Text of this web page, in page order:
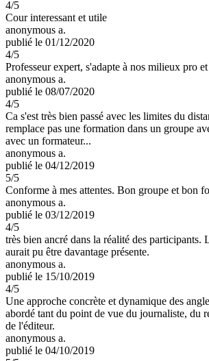
4/5
Cour interessant et utile
anonymous a.
publié le 01/12/2020
4/5
Professeur expert, s'adapte à nos milieux pro
anonymous a.
publié le 08/07/2020
4/5
Ca s'est très bien passé avec les limites du
remplace pas une formation dans un groupe
avec un formateur...
anonymous a.
publié le 04/12/2019
5/5
Conforme à mes attentes. Bon groupe et bon
anonymous a.
publié le 03/12/2019
4/5
très bien ancré dans la réalité des participants.
aurait pu être davantage présente.
anonymous a.
publié le 15/10/2019
4/5
Une approche concrète et dynamique des
abordé tant du point de vue du journaliste, du
de l'éditeur.
anonymous a.
publié le 04/10/2019